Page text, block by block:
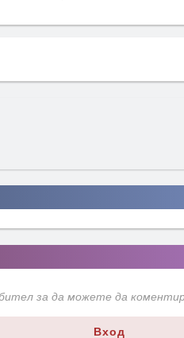
за да можете да
Вход